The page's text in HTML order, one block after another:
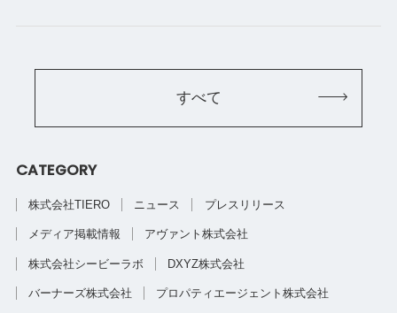
すべて
CATEGORY
株式会社TIERO ニュース プレスリリース
メディア掲載情報 アヴァント株式会社
株式会社シービーラボ DXYZ株式会社
バーナーズ株式会社 プロパティエージェント株式会社